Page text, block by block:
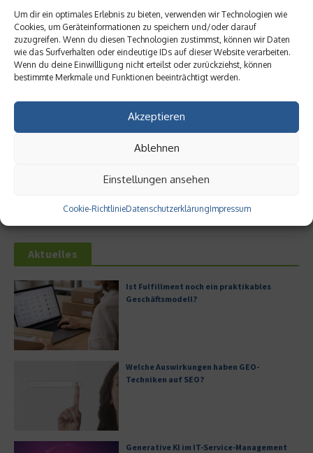
Um dir ein optimales Erlebnis zu bieten, verwenden wir Technologien wie
Cookies, um Geräteinformationen zu speichern und/oder darauf
zuzugreifen. Wenn du diesen Technologien zustimmst, können wir Daten
wie das Surfverhalten oder eindeutige IDs auf dieser Website verarbeiten.
Wenn du deine Einwillligung nicht erteilst oder zurückziehst, können
bestimmte Merkmale und Funktionen beeinträchtigt werden.
Akzeptieren
Ablehnen
Einstellungen ansehen
Cookie-RichtlinieDatenschutzerklärungImpressum
Ähnliche Beiträge
Ist Fulfillment noch ein
30. Mai 2026
Welche Auswirkungen haben
26. Mai 2026
Aktuelles
Ist Fulfillment noch ein praktikables
Geschäftsmodell?
Welche Auswirkungen haben GEO-
Techniken auf SEO?
Generative KI im IT-Service-Management